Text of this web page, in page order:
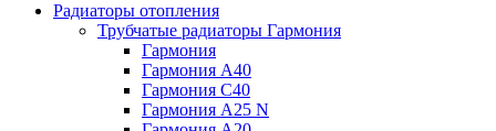
Радиаторы отопления
Трубчатые радиаторы Гармония
Гармония
Гармония А40
Гармония С40
Гармония А25 N